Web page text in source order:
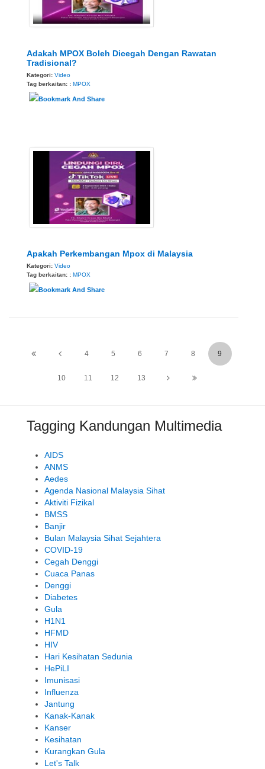
Adakah MPOX Boleh Dicegah Dengan Rawatan
Tradisional?
Kategori: Video
Tag berkaitan: : MPOX
Apakah Perkembangan Mpox di Malaysia
Kategori: Video
Tag berkaitan: : MPOX
4 5 6 7 8 9
10 11 12 13
Tagging Kandungan Multimedia
AIDS
ANMS
Aedes
Agenda Nasional Malaysia Sihat
Aktiviti Fizikal
BMSS
Banjir
Bulan Malaysia Sihat Sejahtera
COVID-19
Cegah Denggi
Cuaca Panas
Denggi
Diabetes
Gula
H1N1
HFMD
HIV
Hari Kesihatan Sedunia
HePiLI
Imunisasi
Influenza
Jantung
Kanak-Kanak
Kanser
Kesihatan
Kurangkan Gula
Let's Talk